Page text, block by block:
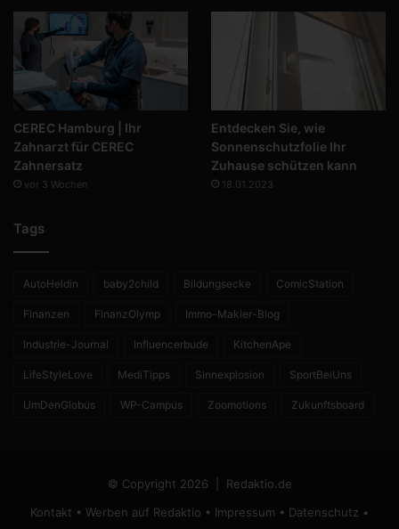
CEREC Hamburg | Ihr
Zahnarzt für CEREC
Zahnersatz
vor 3 Wochen
Entdecken Sie, wie
Sonnenschutzfolie Ihr
Zuhause schützen kann
18.01.2023
Tags
AutoHeldin baby2child Bildungsecke ComicStation
Finanzen FinanzOlymp Immo-Makler-Blog
Industrie-Journal Influencerbude KitchenApe
LifeStyleLove MediTipps Sinnexplosion SportBeiUns
UmDenGlobus WP-Campus Zoomotions Zukunftsboard
© Copyright 2026 | Redaktio.de
Kontakt • Werben auf Redaktio • Impressum • Datenschutz •